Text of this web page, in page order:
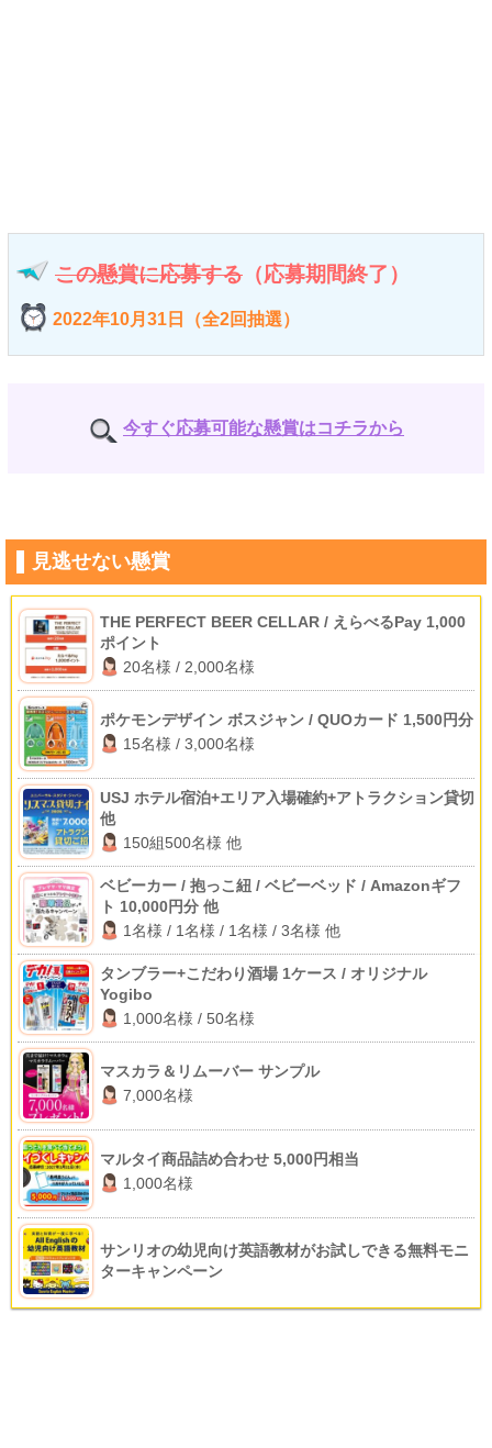
この懸賞に応募する （応募期間終了）
2022年10月31日（全2回抽選）
今すぐ応募可能な懸賞はコチラから
見逃せない懸賞
THE PERFECT BEER CELLAR / えらべるPay 1,000
ポイント
20名様 / 2,000名様
ポケモンデザイン ボスジャン / QUOカード 1,500円分
15名様 / 3,000名様
USJ ホテル宿泊+エリア入場確約+アトラクション貸切
他
150組500名様 他
ベビーカー / 抱っこ紐 / ベビーベッド / Amazonギフ
ト 10,000円分 他
1名様 / 1名様 / 1名様 / 3名様 他
タンブラー+こだわり酒場 1ケース / オリジナル
Yogibo
1,000名様 / 50名様
マスカラ＆リムーバー サンプル
7,000名様
マルタイ商品詰め合わせ 5,000円相当
1,000名様
サンリオの幼児向け英語教材がお試しできる無料モニ
ターキャンペーン